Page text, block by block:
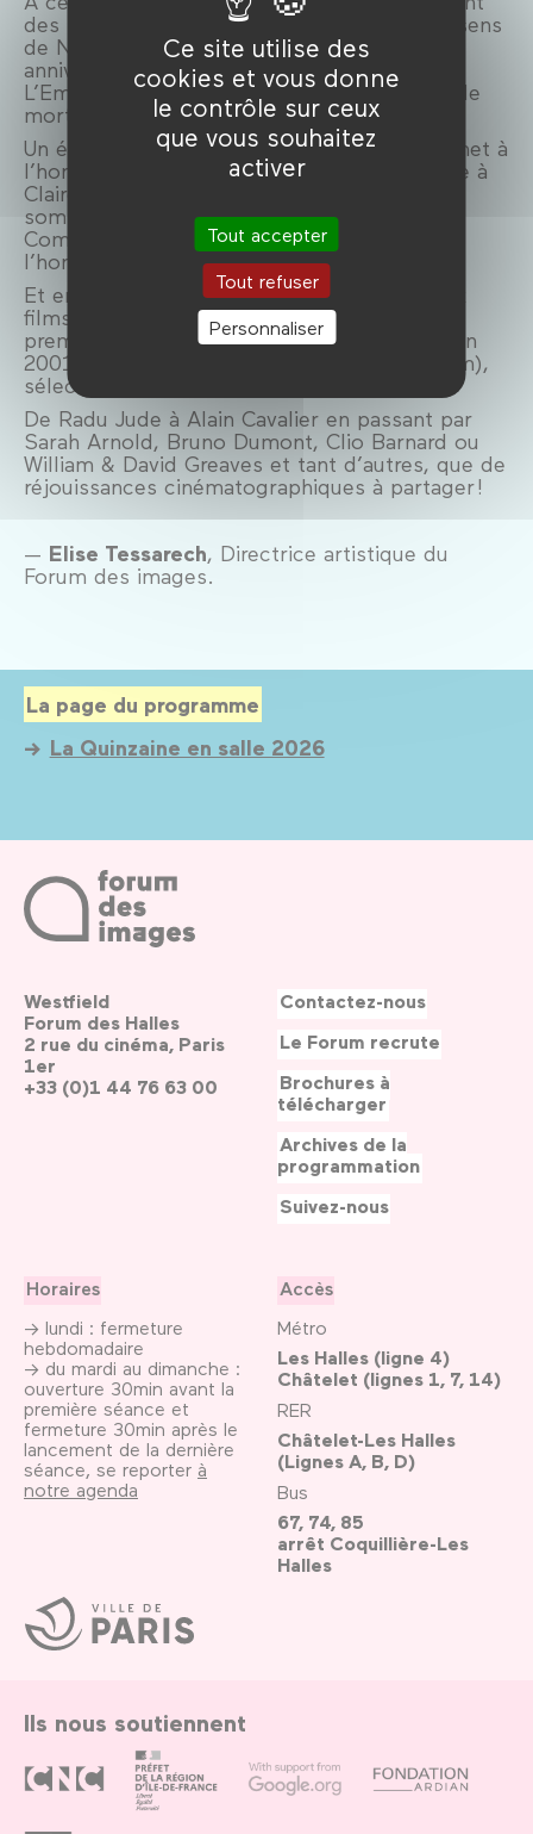
Ce site utilise des
cookies et vous donne
le contrôle sur ceux
que vous souhaitez
activer
Tout accepter
Tout refuser
Personnaliser
des séances exceptionnelles : L’Empire des sens
de Nagisa Oshima célèbrant son 50ᵉ
anniversaire, accompagné du documentaire
L’Empire des sens, une histoire d’amour et de
mort au Japon de Claire Laborey.
Un événement, en partenariat avec la SRF, met à
l’honneur le Carrosse d’Or remis cette année à
Claire Denis, avec la projection de J’ai pas
sommeil dans une superbe copie 35mm.
Comme à Cannes, la cinéaste nous fait
l’honneur de sa présence.
Et enfin, un dialogue passionnant entre deux
films de Lisandro Alonso : La Libertad, son
premier long métrage présenté au Festival en
2001, et La Libertad Doble (Double Freedom),
sélectionné cette année à la Quinzaine.
De Radu Jude à Alain Cavalier en passant par
Sarah Arnold, Bruno Dumont, Clio Barnard ou
William & David Greaves et tant d’autres, que de
réjouissances cinématographiques à partager !
— Elise Tessarech, Directrice artistique du
Forum des images.
La page du programme
La Quinzaine en salle 2026
Ville
de
Paris
Westfield
Forum des Halles
2 rue du cinéma, Paris
1er
+33 (0)1 44 76 63 00
Horaires
→ lundi : fermeture
hebdomadaire
→ du mardi au dimanche :
ouverture 30min avant la
première séance et
fermeture 30min après le
lancement de la dernière
séance, se reporter à
notre agenda
Accès
Métro
Les Halles (ligne 4)
Châtelet (lignes 1, 7, 14)
RER
Châtelet-Les Halles
(Lignes A, B, D)
Bus
67, 74, 85
arrêt Coquillière-Les
Halles
Contactez-nous
Le Forum recrute
Brochures à
télécharger
Archives de la
programmation
Suivez-nous
Ils nous soutiennent